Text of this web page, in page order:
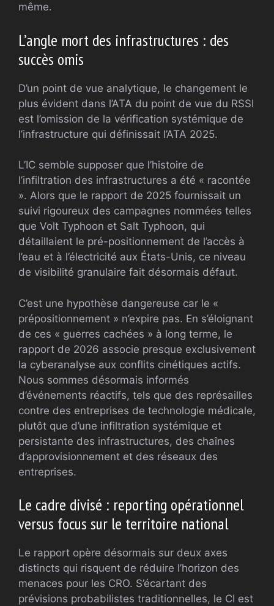
même.
L’angle mort des infrastructures : des
succès omis
D’un point de vue analytique, le changement le
plus évident dans l’ATA du point de vue du RSSI
est l’omission de la vérification systémique de
l’infrastructure qui définissait l’ATA 2025.
L’IC semble supposer que l’histoire de
l’infiltration des infrastructures a été « racontée
». Alors que le rapport de 2025 fournissait un
suivi rigoureux des campagnes nommées telles
que Volt Typhoon et Salt Typhoon, qui
détaillaient le pré-positionnement de l’accès à
l’eau et à l’électricité aux États-Unis, ce niveau
de visibilité granulaire fait désormais défaut.
C’est une hypothèse dangereuse car le «
prépositionnement » n’expire pas. En s’éloignant
de ces « guerres cachées » à long terme, le
rapport de 2026 associe presque exclusivement
la cyberanalyse aux conflits cinétiques actifs.
Nous sommes désormais informés
d’événements réactifs, tels que des représailles
contre des entreprises de technologie médicale,
plutôt que d’une infiltration systémique et
persistante des infrastructures, des chaînes
d’approvisionnement et des réseaux des
entreprises.
Le cadre divisé : reporting opérationnel
versus focus sur le territoire national
Le rapport opère désormais sur deux axes
distincts qui risquent de réduire l’horizon des
menaces pour les CRO. S’écartant des
prévisions probabilistes traditionnelles, le CI est